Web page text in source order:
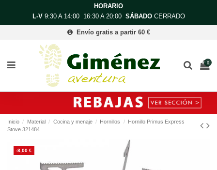
HORARIO
L-V9:30 A 14:00 16:30 A 20:00 SÁBADOCERRADO
Envío gratis a partir 60 €
0
Inicio Material Cocina y menaje Hornillos
Hornillo Primus Express
Stove 321484
-8,00 €